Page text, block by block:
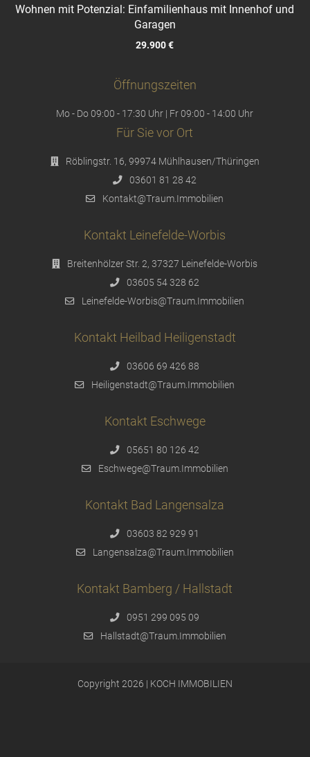
Wohnen mit Potenzial: Einfamilienhaus mit Innenhof und
Garagen
29.900 €
Öffnungszeiten
Mo - Do 09:00 - 17:30 Uhr | Fr 09:00 - 14:00 Uhr
Für Sie vor Ort
Röblingstr. 16, 99974 Mühlhausen/Thüringen
03601 81 28 42
Kontakt@Traum.Immobilien
Kontakt Leinefelde-Worbis
Breitenhölzer Str. 2, 37327 Leinefelde-Worbis
03605 54 328 62
Leinefelde-Worbis@Traum.Immobilien
Kontakt Heilbad Heiligenstadt
03606 69 426 88
Heiligenstadt@Traum.Immobilien
Kontakt Eschwege
05651 80 126 42
Eschwege@Traum.Immobilien
Kontakt Bad Langensalza
03603 82 929 91
Langensalza@Traum.Immobilien
Kontakt Bamberg / Hallstadt
0951 299 095 09
Hallstadt@Traum.Immobilien
Copyright 2026 | KOCH IMMOBILIEN